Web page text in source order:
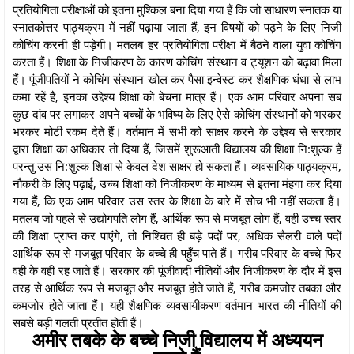
प्रतियोगिता परीक्षाओं को इतना मुश्किल बना दिया गया हैं कि जो साधारण स्नातक या
स्नातकोत्तर पाठ्यक्रम में नहीं पढ़ाया जाता हैं, इन विषयों को पढ़ने के लिए निजी
कोचिंग करनी ही पड़ेगी। मतलब हर प्रतियोगिता परीक्षा में बैठने वाला युवा कोचिंग
करता हैं। शिक्षा के निजीकरण के कारण कोचिंग संस्थान व ट्यूशन को बढ़ावा मिला
हैं। पूंजीपतियों ने कोचिंग संस्थान खोल कर पैसा इन्वेस्ट कर शैक्षणिक धंधा से लाभ
कमा रहें हैं, इनका उद्देश्य शिक्षा को बेचना मात्र हैं। एक आम परिवार अपना सब
कुछ दांव पर लगाकर अपने बच्चों के भविष्य के लिए ऐसे कोचिंग संस्थानों को भरकर
भरकर मोटी रकम देते हैं। वर्तमान में सभी को साक्षर करने के उद्देश्य से सरकार
द्वारा शिक्षा का अधिकार तो दिया हैं, जिसमें शुरूआती विद्यालय की शिक्षा नि:शुल्क हैं
परन्तु उस नि:शुल्क शिक्षा से केवल देश साक्षर हो सकता हैं। व्यवसायिक पाठ्यक्रम,
नौकरी के लिए पढ़ाई, उच्च शिक्षा को निजीकरण के माध्यम से इतना मंहगा कर दिया
गया हैं, कि एक आम परिवार उस स्तर के शिक्षा के बारे में सोच भी नहीं सकता हैं।
मतलब जो पहले से उद्योगपति लोग हैं, आर्थिक रूप से मजबूत लोग हैं, वही उच्च स्तर
की शिक्षा प्राप्त कर पाएंगे, तो निश्चित ही बड़े पदों पर, अधिक सैलरी वाले पदों
आर्थिक रूप से मजबूत परिवार के बच्चे ही पहुँच पाते हैं। गरीब परिवार के बच्चे फिर
वही के वही रह जाते हैं। सरकार की पूंजीवादी नीतियों और निजीकरण के दौर में इस
तरह से आर्थिक रूप से मजबूत और मजबूत होते जाते हैं, गरीब कमजोर तबका और
कमजोर होते जाता हैं। यही शैक्षणिक व्यवसायीकरण वर्तमान भारत की नीतियों की
सबसे बड़ी गलती प्रतीत होती हैं।
अमीर तबके के बच्चे निजी विद्यालय में अध्ययन